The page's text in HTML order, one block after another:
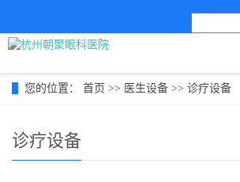
您的位置： 首页 >> 医生设备 >> 诊疗设备
诊疗设备